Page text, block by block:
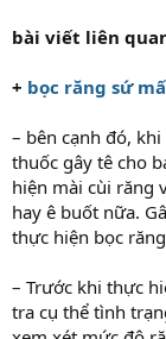
bài viết liên
+ bọc răng sứ
– bên cạnh đó,
thuốc gây tê cho
hiện mài cùi răng
hay ê buốt nữa.
thực hiện bọc
– Trước khi thực
tra cụ thể tình